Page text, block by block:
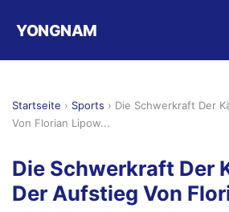
YONGNAM
Startseite › Sports › Die Schwerkraft Der
Von Florian Lipow...
Die Schwerkraft Der
Der Aufstieg Von